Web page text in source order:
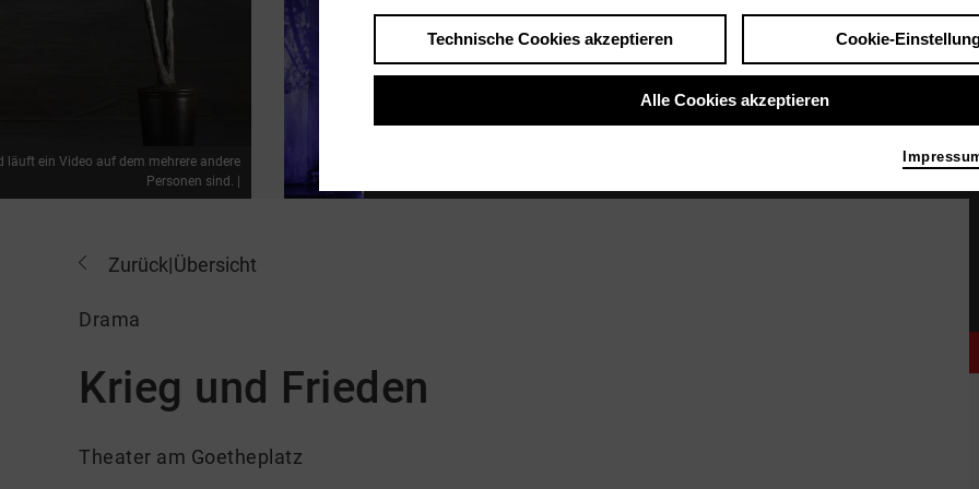
läuft ein Video auf dem mehrere andere
Personen sind. |
Acht Personen stehen mit etwas Abstand nebeneinander vorn auf der Bühne. Fünf von ihnen sind
Zurück|Übersicht
Drama
Krieg und Frieden
Theater am Goetheplatz
Technische Cookies akzeptieren Cookie-
Alle Cookies akzeptieren